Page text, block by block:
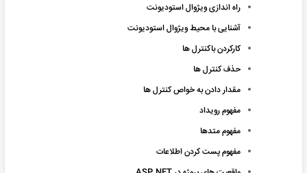
راه اندازی ویژوال استودیونت
آشنایی با محیط ویژوال استودیونت
کارکردن باکنترل ها
حذف کنترل ها
مقدار دادن به خواص کنترل ها
مفهوم رویداد
مفهوم متدها
مفهوم پست کردن اطلاعات